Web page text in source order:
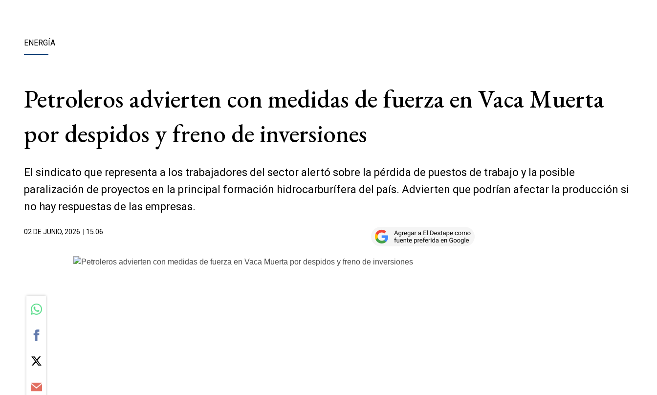
ENERGÍA
Petroleros advierten con medidas de fuerza en Vaca Muerta
por despidos y freno de inversiones
El sindicato que representa a los trabajadores del sector alertó sobre la pérdida de puestos de trabajo y la posible
paralización de proyectos en la principal formación hidrocarburífera del país. Advierten que podrían afectar la producción si
no hay respuestas de las empresas.
02 DE JUNIO, 2026 | 15.06